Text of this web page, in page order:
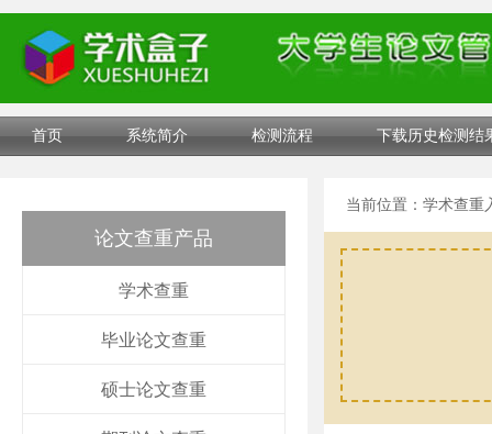
首页 系统简介 检测流程 下载历史检测结
论文查重产品
学术查重
毕业论文查重
硕士论文查重
当前位置： 学术查重